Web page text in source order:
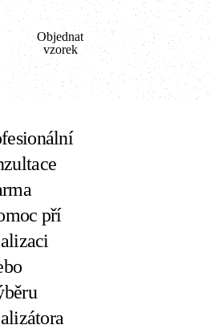
Objednat
vzorek
pří